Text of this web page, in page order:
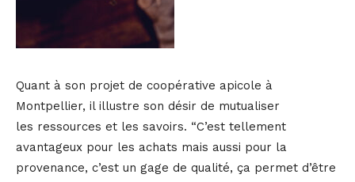
Quant à son projet de coopérative apicole à
Montpellier, il illustre son désir de mutualiser
les ressources et les savoirs. “C’est tellement
avantageux pour les achats mais aussi pour la
provenance, c’est un gage de qualité, ça permet d’être